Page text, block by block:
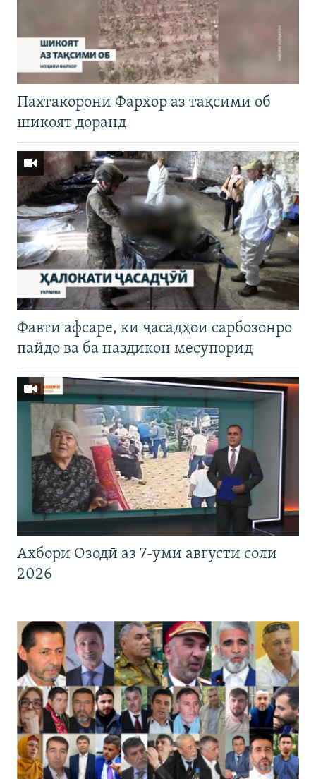
Пахтакорони Фархор аз тақсими об
шикоят доранд
Фавти афсаре, ки ҷасадҳои сарбозонро
пайдо ва ба наздикон месупорид
Ахбори Озодӣ аз 7-уми августи соли
2026